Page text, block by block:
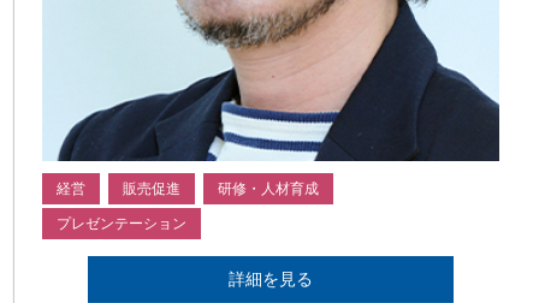
経営 販売促進 研修・人材育成
プレゼンテーション
詳細を見る